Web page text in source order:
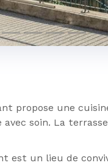
propose une
soin. La
est un lieu de